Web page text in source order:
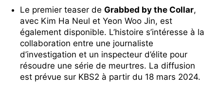
Le premier teaser de Grabbed by the Collar,
avec Kim Ha Neul et Yeon Woo Jin, est
également disponible. L’histoire s’intéresse à la
collaboration entre une journaliste
d’investigation et un inspecteur d’élite pour
résoudre une série de meurtres. La diffusion
est prévue sur KBS2 à partir du 18 mars 2024.